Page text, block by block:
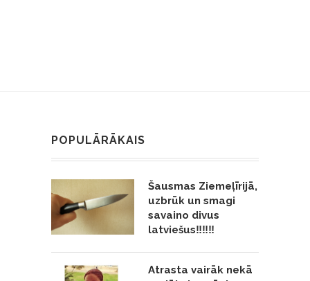
POPULĀRĀKAIS
Šausmas Ziemeļīrijā,
uzbrūk un smagi
savaino divus
latviešus‼️‼️‼️
Atrasta vairāk nekā